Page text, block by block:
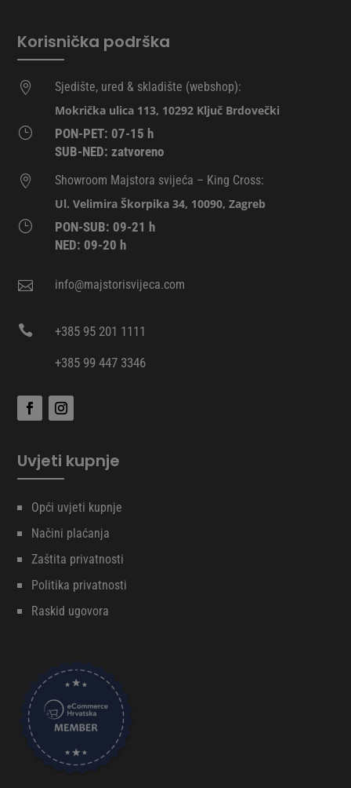
Korisnička podrška

Sjedište, ured & skladište (webshop):
Mokrička ulica 113, 10292 Ključ Brdovečki
}
PON-PET: 07-15 h
SUB-NED: zatvoreno

Showroom Majstora svijeća – King Cross:
Ul. Velimira Škorpika 34, 10090, Zagreb
}
PON-SUB: 09-21 h
NED: 09-20 h
 info@majstorisvijeca.com

+385 95 201 1111
+385 99 447 3346
Uvjeti kupnje
Opći uvjeti kupnje
Načini plaćanja
Zaštita privatnosti
Politika privatnosti
Raskid ugovora